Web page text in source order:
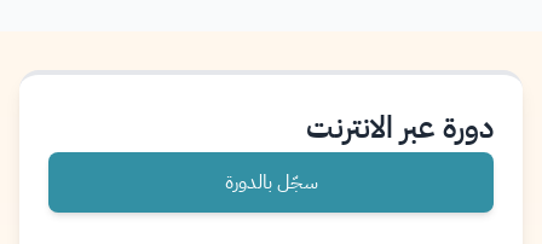
دورة عبر الانترنت
سجّل بالدورة